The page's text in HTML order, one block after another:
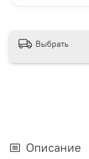
Выбрать
Описание